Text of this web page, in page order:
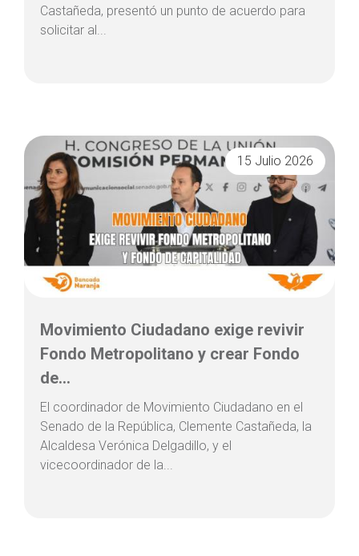
Castañeda, presentó un punto de acuerdo para
solicitar al...
15 Julio 2026
Movimiento Ciudadano exige revivir
Fondo Metropolitano y crear Fondo
de...
El coordinador de Movimiento Ciudadano en el
Senado de la República, Clemente Castañeda, la
Alcaldesa Verónica Delgadillo, y el
vicecoordinador de la...